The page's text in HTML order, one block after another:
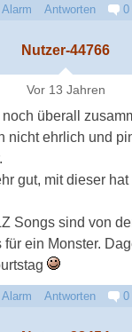
Alarm Antworten 0
Nutzer-44766
Vor 13 Jahren
überall
nicht ehrlich und
gut, mit dieser
Songs sind von
ein Monster.
Alarm Antworten 0